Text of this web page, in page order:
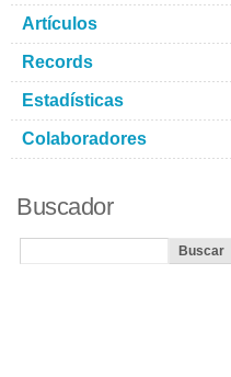
Artículos
Records
Estadísticas
Colaboradores
Buscador